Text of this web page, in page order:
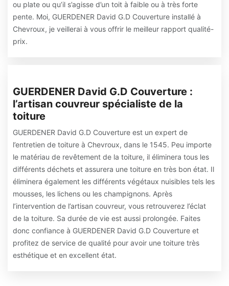
ou plate ou qu’il s’agisse d’un toit à faible ou à très forte
pente. Moi, GUERDENER David G.D Couverture installé à
Chevroux, je veillerai à vous offrir le meilleur rapport qualité-
prix.
GUERDENER David G.D Couverture :
l’artisan couvreur spécialiste de la
toiture
GUERDENER David G.D Couverture est un expert de
l’entretien de toiture à Chevroux, dans le 1545. Peu importe
le matériau de revêtement de la toiture, il éliminera tous les
différents déchets et assurera une toiture en très bon état. Il
éliminera également les différents végétaux nuisibles tels les
mousses, les lichens ou les champignons. Après
l’intervention de l’artisan couvreur, vous retrouverez l’éclat
de la toiture. Sa durée de vie est aussi prolongée. Faites
donc confiance à GUERDENER David G.D Couverture et
profitez de service de qualité pour avoir une toiture très
esthétique et en excellent état.